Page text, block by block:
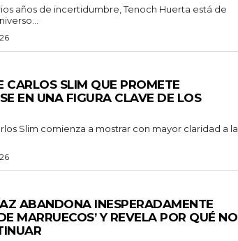
años de incertidumbre, Tenoch Huerta está de
CARLOS SLIM QUE PROMETE
EN UNA FIGURA CLAVE DE LOS
Slim comienza a mostrar con mayor claridad a la
ABANDONA INESPERADAMENTE
MARRUECOS’ Y REVELA POR QUÉ NO